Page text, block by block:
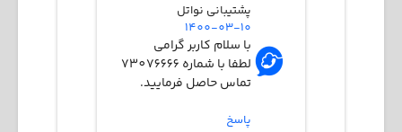
پشتیبانی نواتل
1400-03-10
با سلام کاربر گرامی
لطفا با شماره 73076666
تماس حاصل فرمایید.
پاسخ